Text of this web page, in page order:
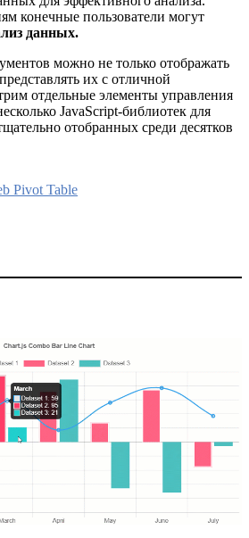
конечные пользователи могут
данных.
можно не только отображать
их с отличной
отдельные элементы управления
JavaScript-библиотек для
отобранных среди десятков
Pivot Table